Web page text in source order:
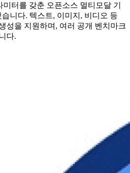
미터를 갖춘 오픈소스 멀티모달 기
니다. 텍스트, 이미지, 비디오 등
성을 지원하며, 여러 공개 벤치마크
다.